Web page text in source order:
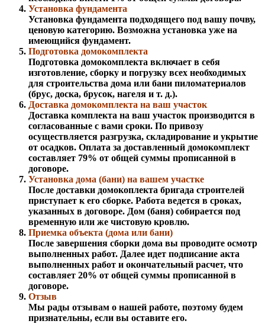
Установка фундамента
Установка фундамента подходящего под вашу почву,
ценовую категорию. Возможна установка уже на
имеющийся фундамент.
Подготовка домокомплекта
Подготовка домокомплекта включает в себя
изготовление, сборку и погрузку всех необходимых
для строительства дома или бани пиломатериалов
(брус, доска, брусок, нагеля и т. д.).
Доставка домокомплекта на ваш участок
Доставка комплекта на ваш участок производится в
согласованные с вами сроки. По привозу
осуществляется разгрузка, складирование и укрытие
от осадков. Оплата за доставленный домокомплект
составляет 79% от общей суммы прописанной в
договоре.
Установка дома (бани) на вашем участке
После доставки домокоплекта бригада строителей
приступает к его сборке. Работа ведется в сроках,
указанных в договоре. Дом (баня) собирается под
временную или же чистовую кровлю.
Приемка объекта (дома или бани)
После завершения сборки дома вы проводите осмотр
выполненных работ. Далее идет подписание акта
выполненных работ и окончательный расчет, что
составляет 20% от общей суммы прописанной в
договоре.
Отзыв
Мы рады отзывам о нашей работе, поэтому будем
признательны, если вы оставите его.